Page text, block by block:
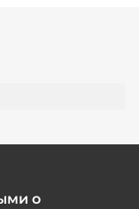
о